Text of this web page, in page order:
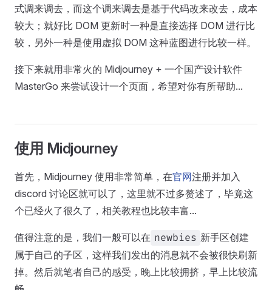
式调来调去，而这个调来调去是基于代码改来改去，成本
较大；就好比 DOM 更新时一种是直接选择 DOM 进行比
较，另外一种是使用虚拟 DOM 这种蓝图进行比较一样。
接下来就用非常火的 Midjourney + 一个国产设计软件
MasterGo 来尝试设计一个页面，希望对你有所帮助...
使用 Midjourney
首先，Midjourney 使用非常简单，在官网注册并加入
discord 讨论区就可以了，这里就不过多赘述了，毕竟这
个已经火了很久了，相关教程也比较丰富...
值得注意的是，我们一般可以在 newbies 新手区创建
属于自己的子区，这样我们发出的消息就不会被很快刷新
掉。然后就笔者自己的感受，晚上比较拥挤，早上比较流